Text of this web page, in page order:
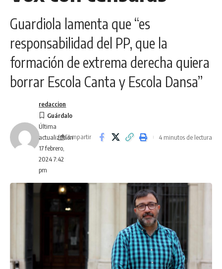
Guardiola lamenta que “es
responsabilidad del PP, que la
formación de extrema derecha quiera
borrar Escola Canta y Escola Dansa”
Última
actualización
17 febrero,
2024 7:42
pm
redaccion
Compartir 4 minutos de lectura